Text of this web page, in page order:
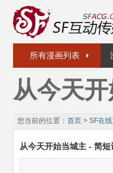
所有漫画列表
从今天
您当前的位置： 首页 > SF在
从今天开始当城主 - 简短